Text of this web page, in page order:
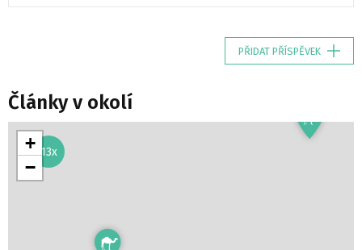
PŘIDAT PŘÍSPĚVEK
Články v okolí
13x
+
−